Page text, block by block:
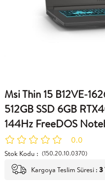
Msi Thin 15 B12VE-
512GB SSD 6GB
144Hz FreeDOS
0.0
Stok Kodu (150.20.10.0370)
Kargoya Teslim Süresi : 3